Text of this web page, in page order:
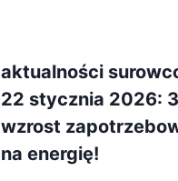
aktualności
22 stycznia 2026:
wzrost
na energię!